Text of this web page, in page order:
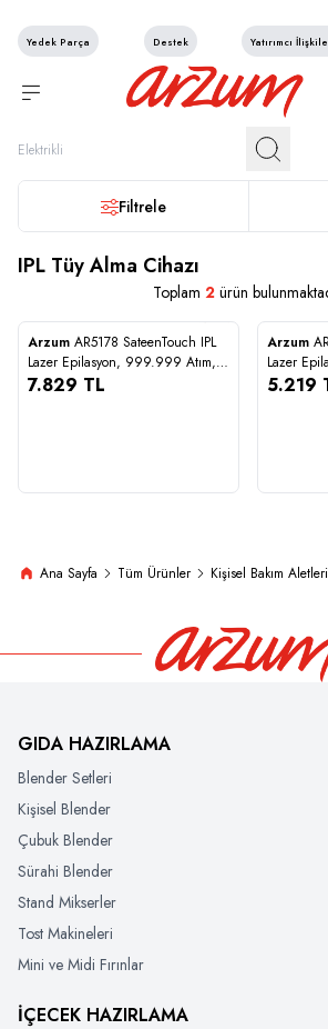
Yedek Parça Destek Yatırımcı
Filtrele
IPL Tüy Alma Cihazı
Toplam 2ürün
Karşılaştır
Arzum AR5178 SateenTouch IPL
Lazer Epilasyon, 999.999 Atım,
Evde Tüy Alma, Soğutmalı, 5
7.829 TL
Karşılaştır
STOĞA
Arzum
Lazer
Evde Tüy
5.219
Ana Sayfa Tüm Ürünler Kişisel Bakım Aletleri
GIDA HAZIRLAMA
Blender Setleri
Kişisel Blender
Çubuk Blender
Sürahi Blender
Stand Mikserler
Tost Makineleri
Mini ve Midi Fırınlar
İÇECEK HAZIRLAMA